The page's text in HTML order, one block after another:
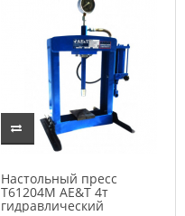
Настольный пресс
T61204M AE&T 4т
гидравлический